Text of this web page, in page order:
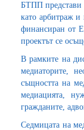
БТПП представи
като арбитраж и
финансиран от
проектът се
В рамките на
медиаторите,
същността на
медиацията,
гражданите,
Седмицата на